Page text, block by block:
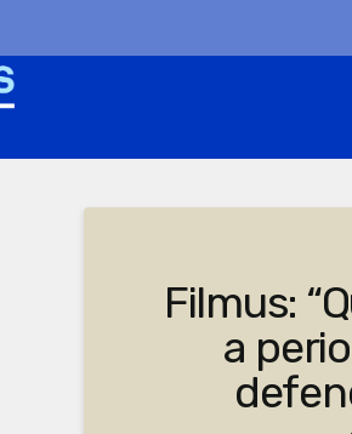
Filmus:
a